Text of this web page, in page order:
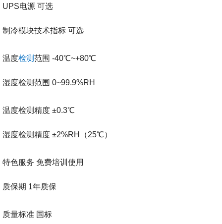
UPS电源 可选
制冷模块技术指标 可选
温度检测范围 -40℃~+80℃
湿度检测范围 0~99.9%RH
温度检测精度 ±0.3℃
湿度检测精度 ±2%RH（25℃）
特色服务 免费培训使用
质保期 1年质保
质量标准 国标